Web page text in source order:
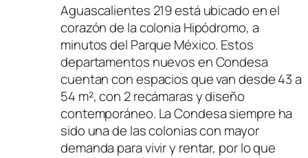
Aguascalientes 219 está ubicado en el
corazón de la colonia Hipódromo, a
minutos del Parque México. Estos
departamentos nuevos en Condesa
cuentan con espacios que van desde 43 a
54 m², con 2 recámaras y diseño
contemporáneo. La Condesa siempre ha
sido una de las colonias con mayor
demanda para vivir y rentar, por lo que